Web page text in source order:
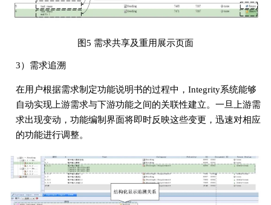
图5 需求共享及重用展示页面
3）需求追溯
在用户根据需求制定功能说明书的过程中，Integrity系统能够
自动实现上游需求与下游功能之间的关联性建立。一旦上游需
求出现变动，功能编制界面将即时反映这些变更，迅速对相应
的功能进行调整。